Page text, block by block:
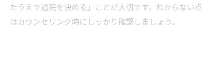
たうえで通院を決める」ことが大切です。わからない点
はカウンセリング時にしっかり確認しましょう。